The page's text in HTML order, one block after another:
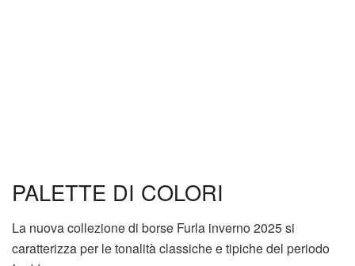
PALETTE DI COLORI
La nuova collezione di borse Furla inverno 2025 si
caratterizza per le tonalità classiche e tipiche del periodo